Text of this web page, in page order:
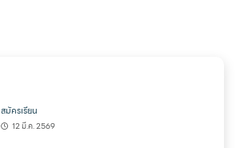
สมัครเรียน
12 มี.ค. 2569